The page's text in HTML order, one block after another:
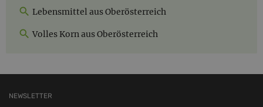
Lebensmittel aus Oberösterreich
Volles Korn aus Oberösterreich
NEWSLETTER